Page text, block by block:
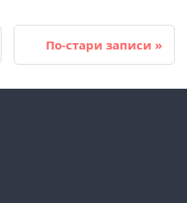
По-стари записи